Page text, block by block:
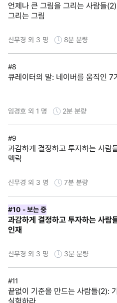
언제나 큰 그림을 그리는 사람들
그리는 그림
신무경 외 3 명 8분 분량
#8
큐레이터의 말: 네이버를 움직인 7
임경호 외 1 명 2분 분량
#9
과감하게 결정하고 투자하는 사람
맥락
신무경 외 3 명 7분 분량
#10 - 보는 중
과감하게 결정하고 투자하는 사람
인재
신무경 외 3 명 3분 분량
#11
끝없이 기준을 만드는 사람들(2):